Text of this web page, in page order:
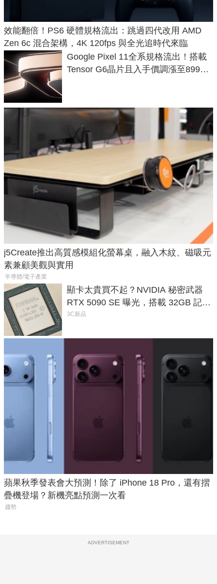
效能翻倍！PS6 硬體規格流出：跳過四代改用 AMD
Zen 6c 混合架構，4K 120fps 與全光追時代來臨
Google Pixel 11全系規格流出！搭載
Tensor G6晶片且入手價調漲至899美
j5Create推出高質感模組化螢幕桌，融入木紋、磁吸元
素兼顧美觀與實用
半導體/電子產業
顯卡太貴買不起？NVIDIA 秘密武器
RTX 5090 SE 曝光，搭載 32GB 記憶
體
3C新品
蘋果秋季發表會大預測！除了 iPhone 18 Pro，還有摺
疊機登場？新機亮點預測一次看
趨勢
ADVERTISEMENT